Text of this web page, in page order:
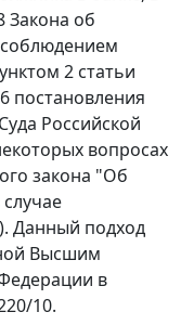
Закона об
2 статьи
постановления
Российской
вопросах
закона "Об
Данный подход
Высшим
в
10.